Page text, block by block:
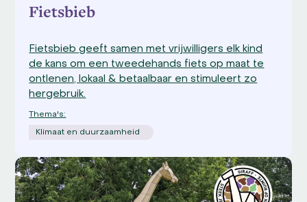
Fietsbieb
Fietsbieb geeft samen met vrijwilligers elk kind
de kans om een tweedehands fiets op maat te
ontlenen, lokaal & betaalbaar en stimuleert zo
hergebruik.
Thema's:
Klimaat en duurzaamheid